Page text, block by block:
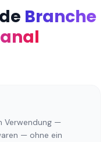
Branche
Verwendung —
— ohne ein